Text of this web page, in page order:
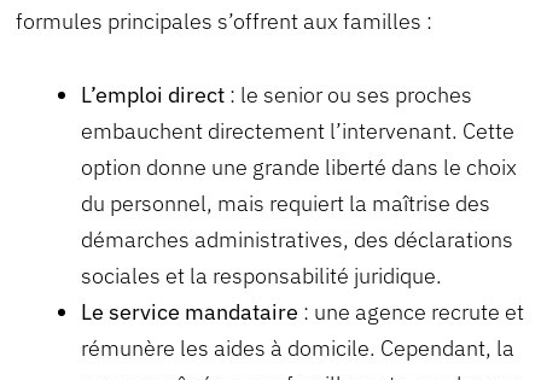
formules principales s’offrent aux familles :
L’emploi direct : le senior ou ses proches
embauchent directement l’intervenant. Cette
option donne une grande liberté dans le choix
du personnel, mais requiert la maîtrise des
démarches administratives, des déclarations
sociales et la responsabilité juridique.
Le service mandataire : une agence recrute et
rémunère les aides à domicile. Cependant, la